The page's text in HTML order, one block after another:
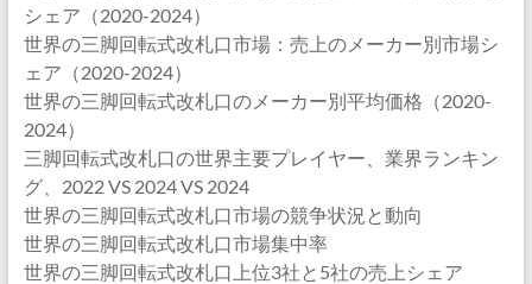
シェア（2020-2024）
世界の三脚回転式改札口市場：売上のメーカー別市場シ
ェア（2020-2024）
世界の三脚回転式改札口のメーカー別平均価格（2020-
2024）
三脚回転式改札口の世界主要プレイヤー、業界ランキン
グ、2022 VS 2024 VS 2024
世界の三脚回転式改札口市場の競争状況と動向
世界の三脚回転式改札口市場集中率
世界の三脚回転式改札口上位3社と5社の売上シェア